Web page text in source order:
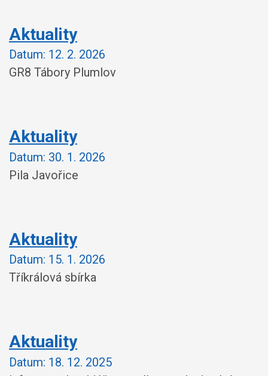
Aktuality
Datum: 12. 2. 2026
GR8 Tábory Plumlov
Aktuality
Datum: 30. 1. 2026
Pila Javořice
Aktuality
Datum: 15. 1. 2026
Tříkrálová sbírka
Aktuality
Datum: 18. 12. 2025